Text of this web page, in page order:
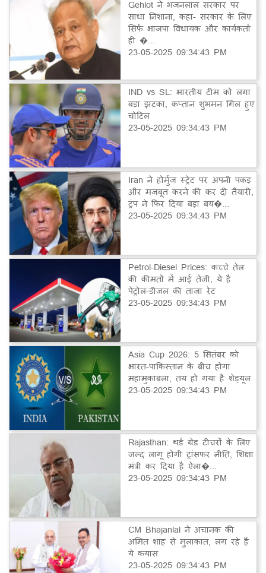
Gehlot ने भजनलाल सरकार पर
साधा निशाना, कहा- सरकार के लिए
सिर्फ भाजपा विधायक और कार्यकर्ता
ही �...
23-05-2025 09:34:43 PM
IND vs SL: भारतीय टीम को लगा
बड़ा झटका, कप्तान शुभमन गिल हुए
चोटिल
23-05-2025 09:34:43 PM
Iran ने होर्मुज स्ट्रेट पर अपनी पकड़
और मजबूत करने की कर दी तैयारी,
ट्रंप ने फिर दिया बड़ा बय�...
23-05-2025 09:34:43 PM
Petrol-Diesel Prices: कच्चे तेल
की कीमतों में आई तेजी, ये है
पेट्रोल-डीजल की ताजा रेट
23-05-2025 09:34:43 PM
Asia Cup 2026: 5 सितंबर को
भारत-पाकिस्तान के बीच होगा
महामुकाबला, तय हो गया है शेड्यूल
23-05-2025 09:34:43 PM
Rajasthan: थर्ड ग्रेड टीचरों के लिए
जल्द लागू होगी ट्रांसफर नीति, शिक्षा
मंत्री कर दिया है ऐला�...
23-05-2025 09:34:43 PM
CM Bhajanlal ने अचानक की
अमित शाह से मुलाकात, लग रहे हैं
ये कयास
23-05-2025 09:34:43 PM